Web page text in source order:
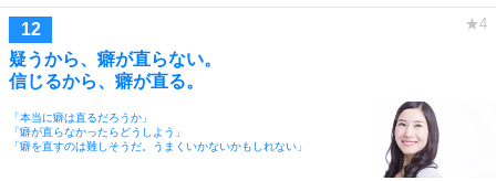
疑うから、癖が直らない。
信じるから、癖が直る。
「本当に癖は直るだろうか」
「癖が直らなかったらどうしよう」
「癖を直すのは難しそうだ。うまくいかないかもしれない」